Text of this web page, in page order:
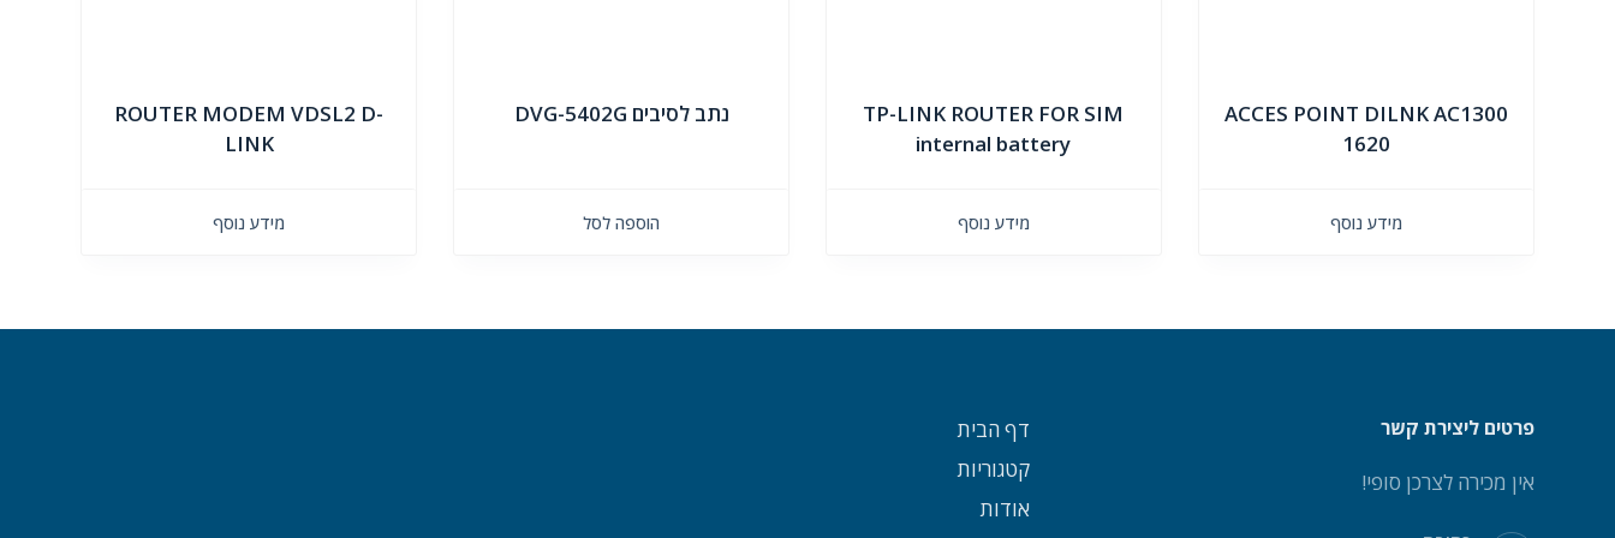
ACCES POINT DILNK AC1300
1620
מידע נוסף
TP-LINK ROUTER FOR SIM
internal battery
מידע נוסף
נתב לסיבים DVG-5402G
הוספה לסל
ROUTER MODEM VDSL2 D-
LINK
מידע נוסף
פרטים ליצירת קשר
אין מכירה לצרכן סופי!
דף הבית
קטגוריות
אודות